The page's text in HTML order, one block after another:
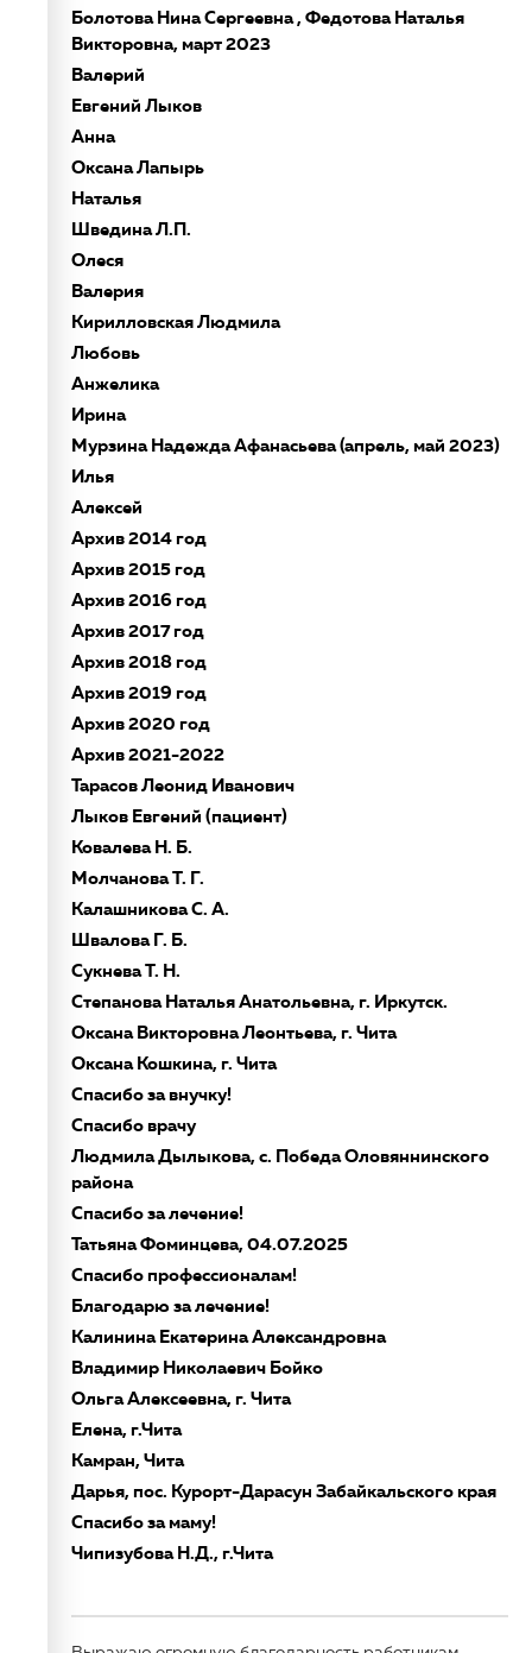
Болотова Нина Сергеевна , Федотова Наталья
Викторовна, март 2023
Валерий
Евгений Лыков
Анна
Оксана Лапырь
Наталья
Шведина Л.П.
Олеся
Валерия
Кирилловская Людмила
Любовь
Анжелика
Ирина
Мурзина Надежда Афанасьева (апрель, май 2023)
Илья
Алексей
Архив 2014 год
Архив 2015 год
Архив 2016 год
Архив 2017 год
Архив 2018 год
Архив 2019 год
Архив 2020 год
Архив 2021-2022
Тарасов Леонид Иванович
Лыков Евгений (пациент)
Ковалева Н. Б.
Молчанова Т. Г.
Калашникова С. А.
Швалова Г. Б.
Сукнева Т. Н.
Степанова Наталья Анатольевна, г. Иркутск.
Оксана Викторовна Леонтьева, г. Чита
Оксана Кошкина, г. Чита
Спасибо за внучку!
Спасибо врачу
Людмила Дылыкова, с. Победа Оловяннинского
района
Спасибо за лечение!
Татьяна Фоминцева, 04.07.2025
Спасибо профессионалам!
Благодарю за лечение!
Калинина Екатерина Александровна
Владимир Николаевич Бойко
Ольга Алексеевна, г. Чита
Елена, г.Чита
Камран, Чита
Дарья, пос. Курорт-Дарасун Забайкальского края
Спасибо за маму!
Чипизубова Н.Д., г.Чита